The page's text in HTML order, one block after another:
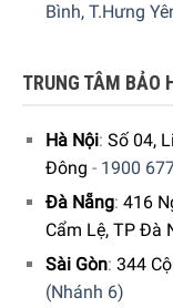
Tự động tắt sau 9
Delonghi
sẽ tự động ngắt
nếu không sử dụng
Bình, T.Hưng
TRUNG TÂM BẢO
Hà Nội: Số 04,
Đông - 1900
Đà Nẵng: 416
Cẩm Lệ, TP Đà
Sài Gòn: 344
(Nhánh 6)